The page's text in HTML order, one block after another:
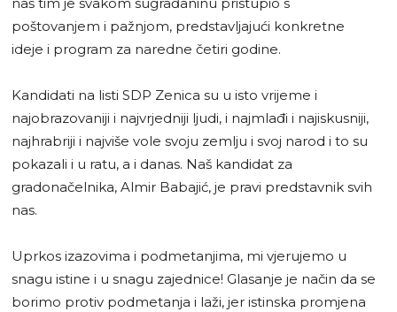
naš tim je svakom sugrađaninu pristupio s
poštovanjem i pažnjom, predstavljajući konkretne
ideje i program za naredne četiri godine.
Kandidati na listi SDP Zenica su u isto vrijeme i
najobrazovaniji i najvrjedniji ljudi, i najmlađi i najiskusniji,
najhrabriji i najviše vole svoju zemlju i svoj narod i to su
pokazali i u ratu, a i danas. Naš kandidat za
gradonačelnika, Almir Babajić, je pravi predstavnik svih
nas.
Uprkos izazovima i podmetanjima, mi vjerujemo u
snagu istine i u snagu zajednice! Glasanje je način da se
borimo protiv podmetanja i laži, jer istinska promjena